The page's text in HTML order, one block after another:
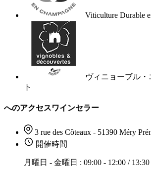
Viticulture Durable
ヴィニョーブル
ト
へのアクセスワインセラー
3 rue des Côteaux - 51390 Méry
開催時間
月曜日 - 金曜日 : 09:00 - 12:00 / 13:30